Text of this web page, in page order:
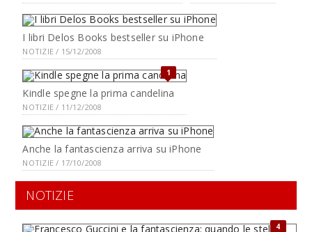
I libri Delos Books bestseller su iPhone
NOTIZIE / 15/12/2008
1
Kindle spegne la prima candelina
NOTIZIE / 11/12/2008
Anche la fantascienza arriva su iPhone
NOTIZIE / 17/10/2008
NOTIZIE
4